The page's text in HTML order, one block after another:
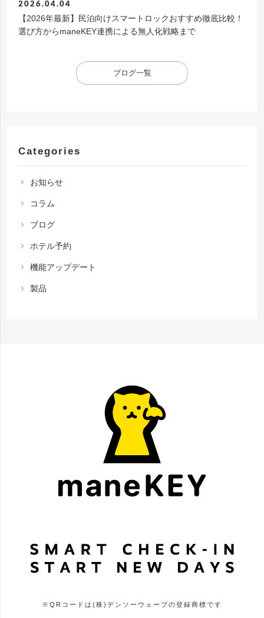
2026.04.04
【2026年最新】民泊向けスマートロックおすすめ徹底比較！
選び方からmaneKEY連携による無人化戦略まで
ブログ一覧
Categories
chevron_right お知らせ
chevron_right コラム
chevron_right ブログ
chevron_right ホテル予約
chevron_right 機能アップデート
chevron_right 製品
※QRコードは(株)デンソーウェーブの登録商標です